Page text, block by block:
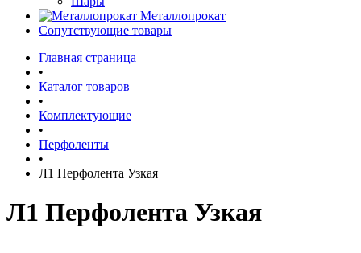
Металлопрокат
Сопутствующие товары
Главная страница
•
Каталог товаров
•
Комплектующие
•
Перфоленты
•
Л1 Перфолента Узкая
Л1 Перфолента Узкая